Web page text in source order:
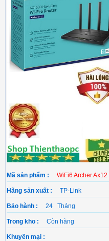
Mã sản phẩm : WiFi6 Archer Ax12
Hãng sản xuất : TP-Link
Bảo hành : 24 Tháng
Trong kho : Còn hàng
Khuyến mại :